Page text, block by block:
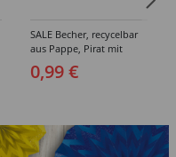
SALE Becher, recycelbar
aus Pappe, Pirat mit
Totenkopf, schwarz, 250
ml, 6Stk
0,99 €